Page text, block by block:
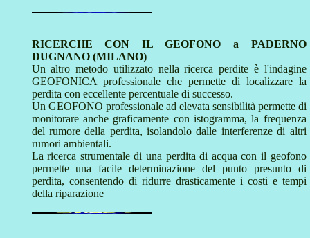
RICERCHE CON IL GEOFONO a PADERNO
DUGNANO (MILANO)
Un altro metodo utilizzato nella ricerca perdite è l'indagine
GEOFONICA professionale che permette di localizzare la
perdita con eccellente percentuale di successo.
Un GEOFONO professionale ad elevata sensibilità permette di
monitorare anche graficamente con istogramma, la frequenza
del rumore della perdita, isolandolo dalle interferenze di altri
rumori ambientali.
La ricerca strumentale di una perdita di acqua con il geofono
permette una facile determinazione del punto presunto di
perdita, consentendo di ridurre drasticamente i costi e tempi
della riparazione